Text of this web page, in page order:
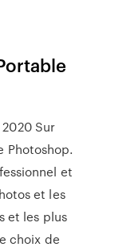
Sur
Photoshop.
et
et les
et les plus
choix de